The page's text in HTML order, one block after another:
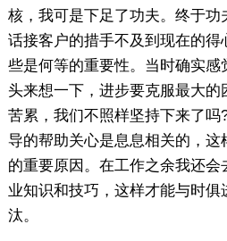
核，我可是下足了功夫。终于
话接客户的措手不及到现在的
些是何等的重要性。当时确实感
头来想一下，进步要克服最大
苦累，我们不照样坚持下来了吗
导的帮助关心是息息相关的，
的重要原因。在工作之余我还
业知识和技巧，这样才能与时俱
汰。